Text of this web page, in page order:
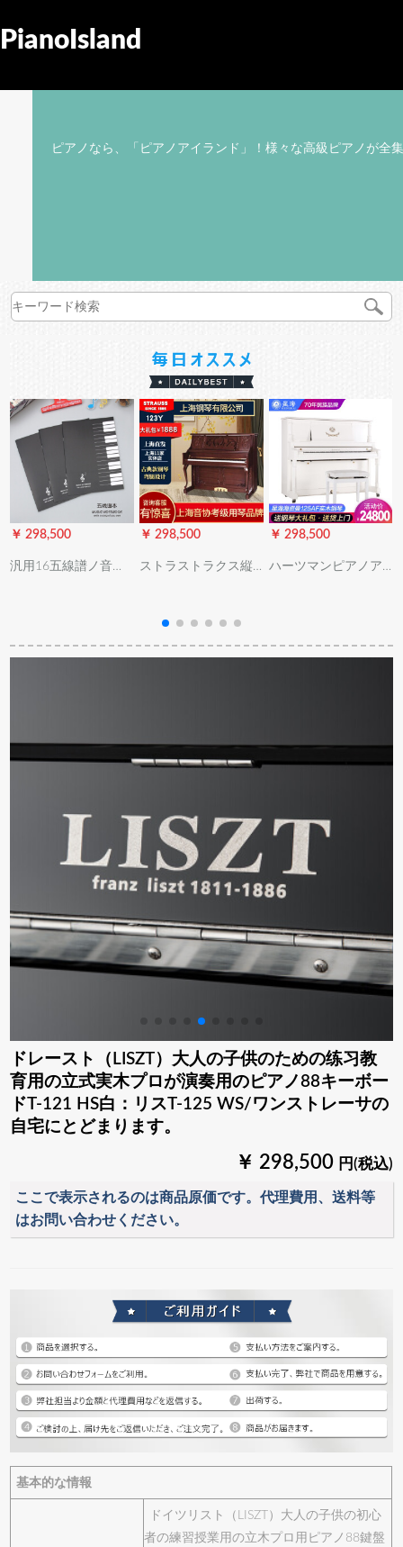
PianoIsland
ピアノなら、「ピアノアイランド」！様々な高級ピアノが全
￥ 298,500
汎用16五線譜ノ音楽
トします。
￥ 298,500
ストラストラクス縦
音協のアタッチド試
￥ 298,500
ハーツマンピアノア
タオ・シイン白125
ドレースト（LISZT）大人の子供のための练习教
育用の立式実木プロが演奏用のピアノ88キーボー
ドT-121 HS白：リスT-125 WS/ワンストレーサの
自宅にとどまります。
￥ 298,500 円(税込)
ここで表示されるのは商品原価です。代理費用、送料等
はお問い合わせください。
基本的な情報
ドイツリスト（LISZT）大人の子供の初心
者の練習授業用の立木プロ用ピアノ88鍵盤